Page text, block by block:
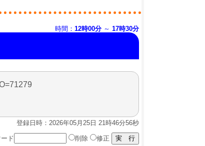
時間： 12時00分～ 17時30分
登録日時：2026年05月25日 21時46分56秒
ド
削除 修正